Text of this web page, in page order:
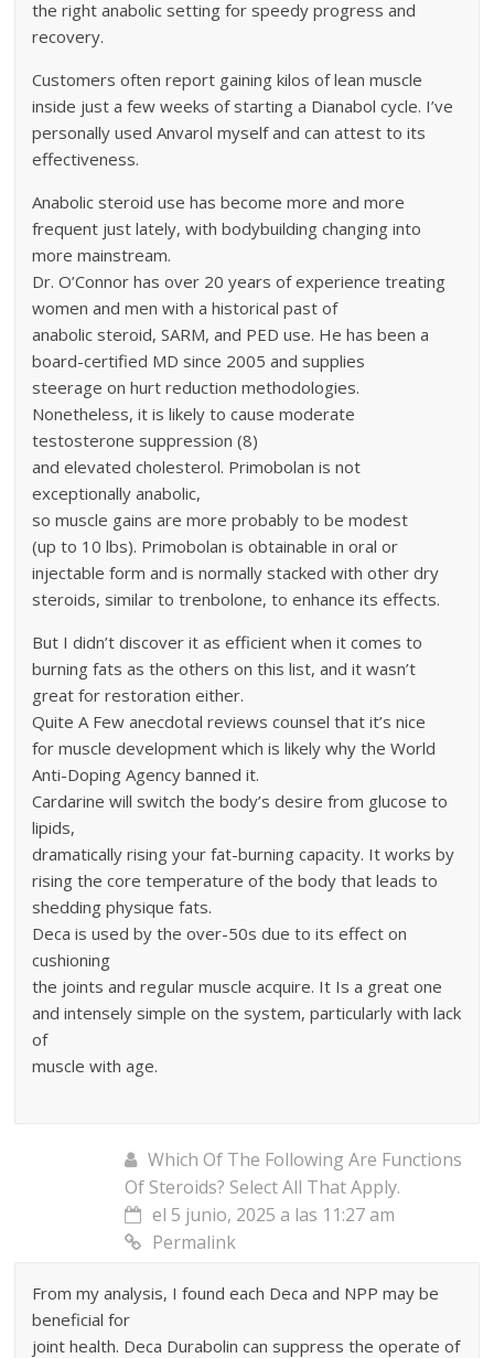
the right anabolic setting for speedy progress and
recovery.
Customers often report gaining kilos of lean muscle
inside just a few weeks of starting a Dianabol cycle. I’ve
personally used Anvarol myself and can attest to its
effectiveness.
Anabolic steroid use has become more and more
frequent just lately, with bodybuilding changing into
more mainstream.
Dr. O’Connor has over 20 years of experience treating
women and men with a historical past of
anabolic steroid, SARM, and PED use. He has been a
board-certified MD since 2005 and supplies
steerage on hurt reduction methodologies.
Nonetheless, it is likely to cause moderate
testosterone suppression (8)
and elevated cholesterol. Primobolan is not
exceptionally anabolic,
so muscle gains are more probably to be modest
(up to 10 lbs). Primobolan is obtainable in oral or
injectable form and is normally stacked with other dry
steroids, similar to trenbolone, to enhance its effects.
But I didn’t discover it as efficient when it comes to
burning fats as the others on this list, and it wasn’t
great for restoration either.
Quite A Few anecdotal reviews counsel that it’s nice
for muscle development which is likely why the World
Anti-Doping Agency banned it.
Cardarine will switch the body’s desire from glucose to
lipids,
dramatically rising your fat-burning capacity. It works by
rising the core temperature of the body that leads to
shedding physique fats.
Deca is used by the over-50s due to its effect on
cushioning
the joints and regular muscle acquire. It Is a great one
and intensely simple on the system, particularly with lack
of
muscle with age.
Which Of The Following Are Functions
Of Steroids? Select All That Apply.
el 5 junio, 2025 a las 11:27 am
Permalink
From my analysis, I found each Deca and NPP may be
beneficial for
joint health. Deca Durabolin can suppress the operate of